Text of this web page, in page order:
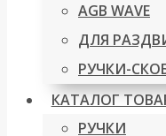
AGB WAVE
ДЛЯ
РУЧКИ-
КАТАЛОГ
РУЧКИ